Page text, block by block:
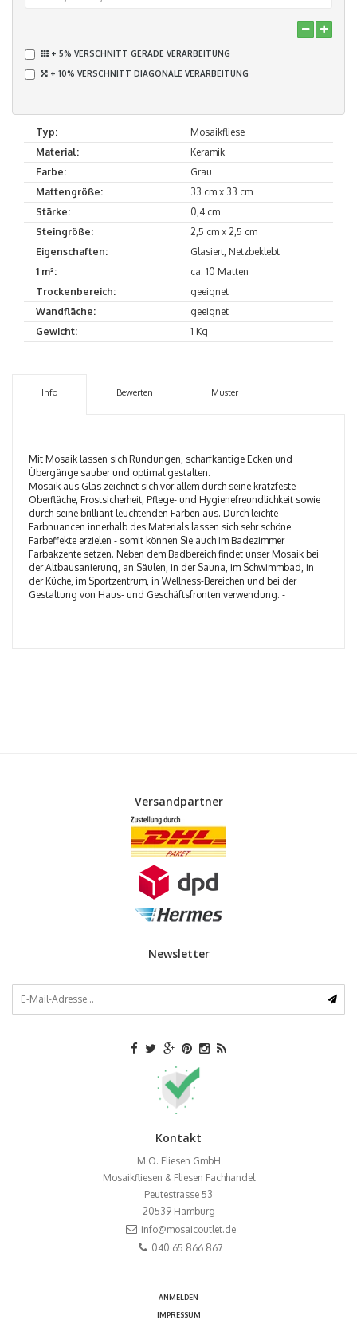
+ 5% VERSCHNITT GERADE VERARBEITUNG
+ 10% VERSCHNITT DIAGONALE VERARBEITUNG
Typ:
Mosaikfliese
Material:
Keramik
Farbe:
Grau
Mattengröße:
33 cm x 33 cm
Stärke:
0,4 cm
Steingröße:
2,5 cm x 2,5 cm
Eigenschaften:
Glasiert, Netzbeklebt
1 m²:
ca. 10 Matten
Trockenbereich:
geeignet
Wandfläche:
geeignet
Gewicht:
1 Kg
Info Bewerten Muster
Mit Mosaik lassen sich Rundungen, scharfkantige Ecken und
Übergänge sauber und optimal gestalten.
Mosaik aus Glas zeichnet sich vor allem durch seine kratzfeste
Oberfläche, Frostsicherheit, Pflege- und Hygienefreundlichkeit sowie
durch seine brilliant leuchtenden Farben aus. Durch leichte
Farbnuancen innerhalb des Materials lassen sich sehr schöne
Farbeffekte erzielen - somit können Sie auch im Badezimmer
Farbakzente setzen. Neben dem Badbereich findet unser Mosaik bei
der Altbausanierung, an Säulen, in der Sauna, im Schwimmbad, in
der Küche, im Sportzentrum, in Wellness-Bereichen und bei der
Gestaltung von Haus- und Geschäftsfronten verwendung. -
Versandpartner
Newsletter
Kontakt
M.O. Fliesen GmbH
Mosaikfliesen & Fliesen Fachhandel
Peutestrasse 53
20539 Hamburg
info@mosaicoutlet.de
040 65 866 867
ANMELDEN
IMPRESSUM